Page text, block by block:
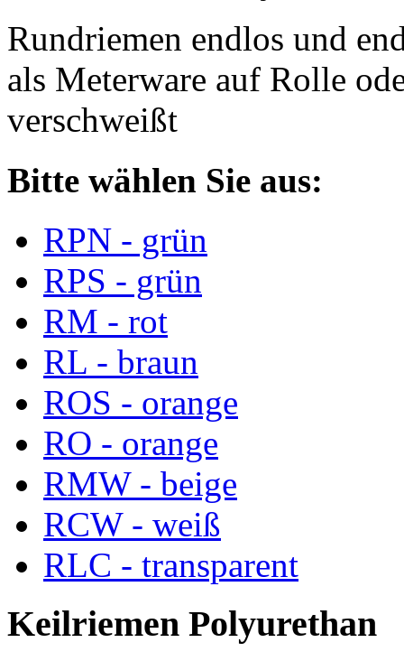
Rundriemen endlos und
als Meterware auf Rolle
verschweißt
Bitte wählen Sie aus:
RPN - grün
RPS - grün
RM - rot
RL - braun
ROS - orange
RO - orange
RMW - beige
RCW - weiß
RLC - transparent
Keilriemen Polyurethan